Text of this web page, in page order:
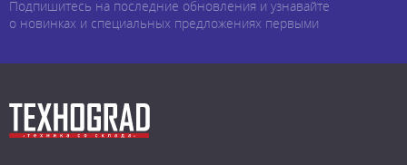
Подпишитесь на последние обновления и узнавайте
о новинках и специальных предложениях первыми